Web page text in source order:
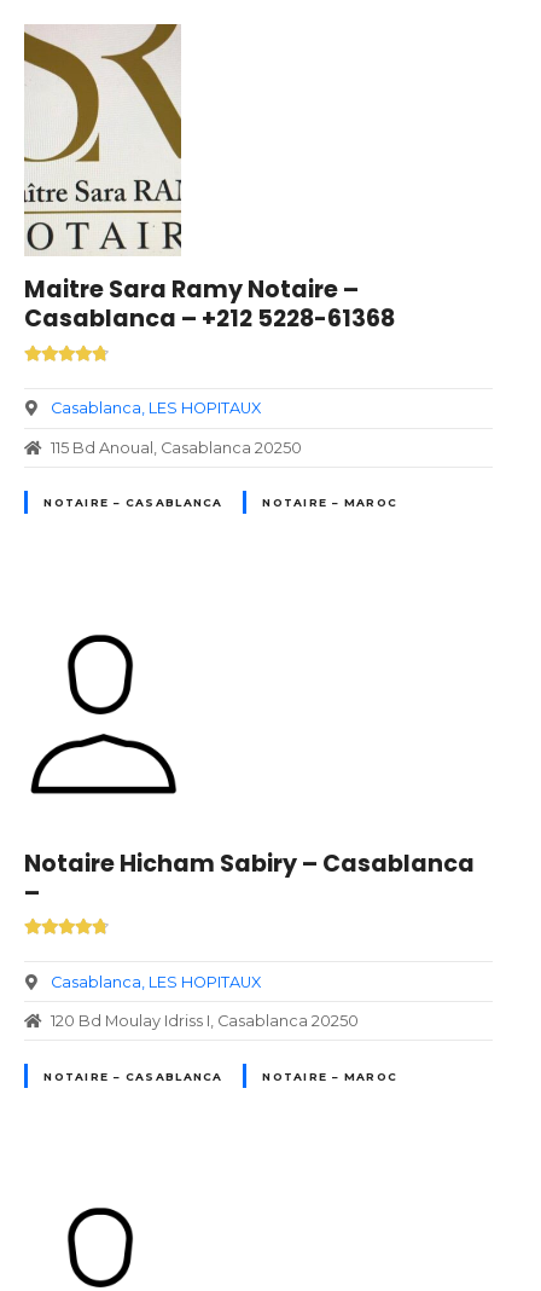
Maitre Sara Ramy Notaire –
Casablanca – +212 5228-61368
Casablanca LES HOPITAUX
115 Bd Anoual, Casablanca 20250
NOTAIRE – CASABLANCA NOTAIRE – MAROC
Notaire Hicham Sabiry – Casablanca
–
Casablanca LES HOPITAUX
120 Bd Moulay Idriss I, Casablanca 20250
NOTAIRE – CASABLANCA NOTAIRE – MAROC